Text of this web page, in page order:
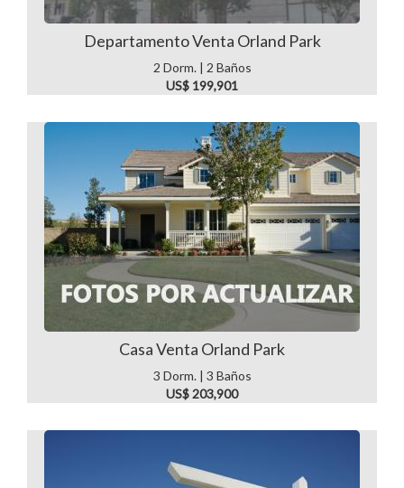
Departamento Venta Orland Park
2 Dorm. | 2 Baños
US$ 199,901
Casa Venta Orland Park
3 Dorm. | 3 Baños
US$ 203,900